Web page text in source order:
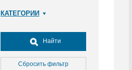
КАТЕГОРИИ
Досуг, туризм и отдых
Культура
Медицина
Найти
Сбросить фильтр